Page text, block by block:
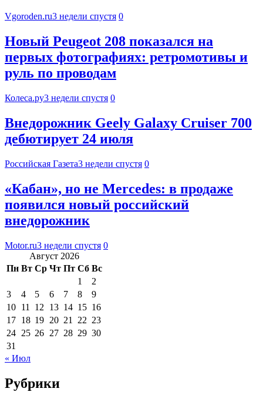
Vgoroden.ru3 недели спустя 0
Новый Peugeot 208 показался на
первых фотографиях: ретромотивы и
руль по проводам
Колеса.ру3 недели спустя 0
Внедорожник Geely Galaxy Cruiser 700
дебютирует 24 июля
Российская Газета3 недели спустя 0
«Кабан», но не Mercedes: в продаже
появился новый российский
внедорожник
Motor.ru3 недели спустя 0
Август 2026
Пн Вт Ср Чт Пт Сб Вс
1
2
3
4 5 6 7 8
9
10 11 12 13 14 15 16
17 18 19 20 21 22 23
24 25 26 27 28 29 30
31
« Июл
Рубрики